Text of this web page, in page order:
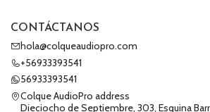
CONTÁCTANOS
hola@colqueaudiopro.com
+56933393541
56933393541
Colque AudioPro address
Dieciocho de Septiembre, 303, Esquina